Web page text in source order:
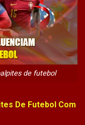
de futebol
De Futebol Com